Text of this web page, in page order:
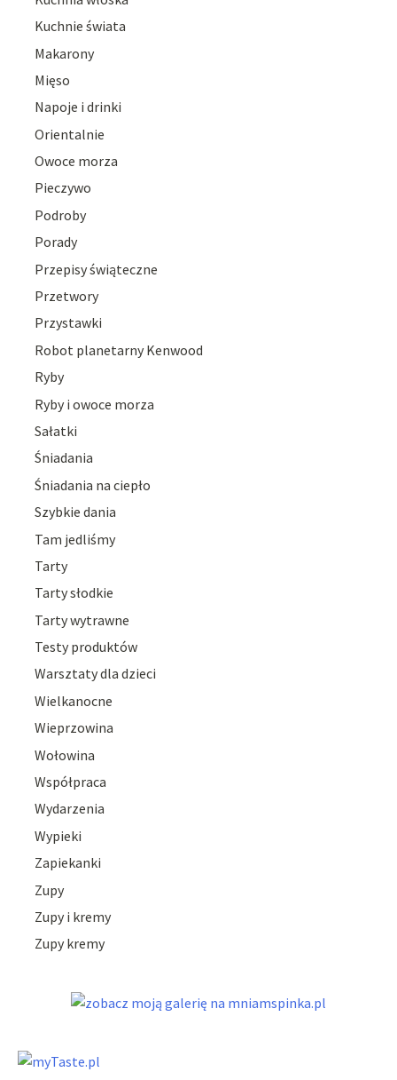
Kuchnie świata
Makarony
Mięso
Napoje i drinki
Orientalnie
Owoce morza
Pieczywo
Podroby
Porady
Przepisy świąteczne
Przetwory
Przystawki
Robot planetarny Kenwood
Ryby
Ryby i owoce morza
Sałatki
Śniadania
Śniadania na ciepło
Szybkie dania
Tam jedliśmy
Tarty
Tarty słodkie
Tarty wytrawne
Testy produktów
Warsztaty dla dzieci
Wielkanocne
Wieprzowina
Wołowina
Współpraca
Wydarzenia
Wypieki
Zapiekanki
Zupy
Zupy i kremy
Zupy kremy